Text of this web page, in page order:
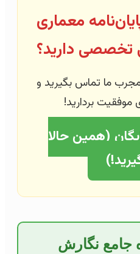
معماری
تخصصی دارید؟
ما تماس بگیرید و
بردارید!
(همین حالا
نگارش